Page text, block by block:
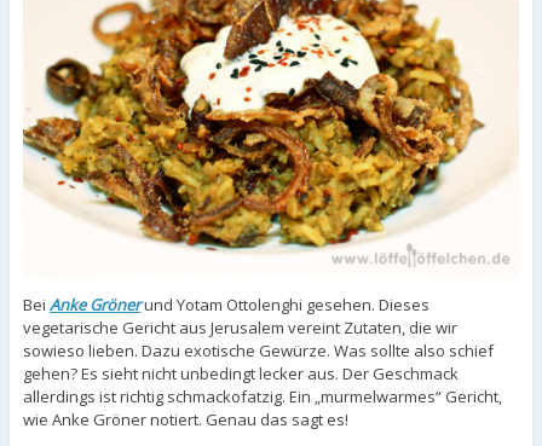
Bei Anke Grönerund Yotam Ottolenghi gesehen. Dieses
vegetarische Gericht aus Jerusalem vereint Zutaten, die wir
sowieso lieben. Dazu exotische Gewürze. Was sollte also schief
gehen? Es sieht nicht unbedingt lecker aus. Der Geschmack
allerdings ist richtig schmackofatzig. Ein „murmelwarmes“ Gericht,
wie Anke Gröner notiert. Genau das sagt es!